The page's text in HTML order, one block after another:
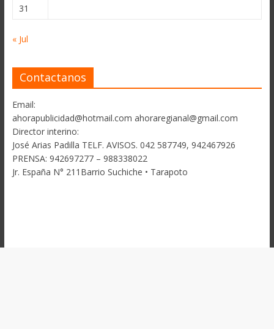
31
« Jul
Contactanos
Email:
ahorapublicidad@hotmail.com ahoraregianal@gmail.com
Director interino:
José Arias Padilla TELF. AVISOS. 042 587749, 942467926
PRENSA: 942697277 – 988338022
Jr. España N° 211Barrio Suchiche • Tarapoto